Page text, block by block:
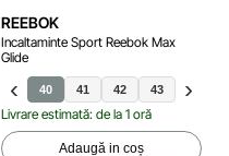
REEBOK
Incaltaminte Sport Reebok Max
Glide
40 41 42 43 44
Livrare estimată: de la 1 oră
Adaugă in coș